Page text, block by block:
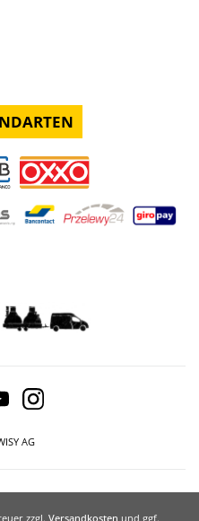
AG
zzgl. Versandkosten und ggf.